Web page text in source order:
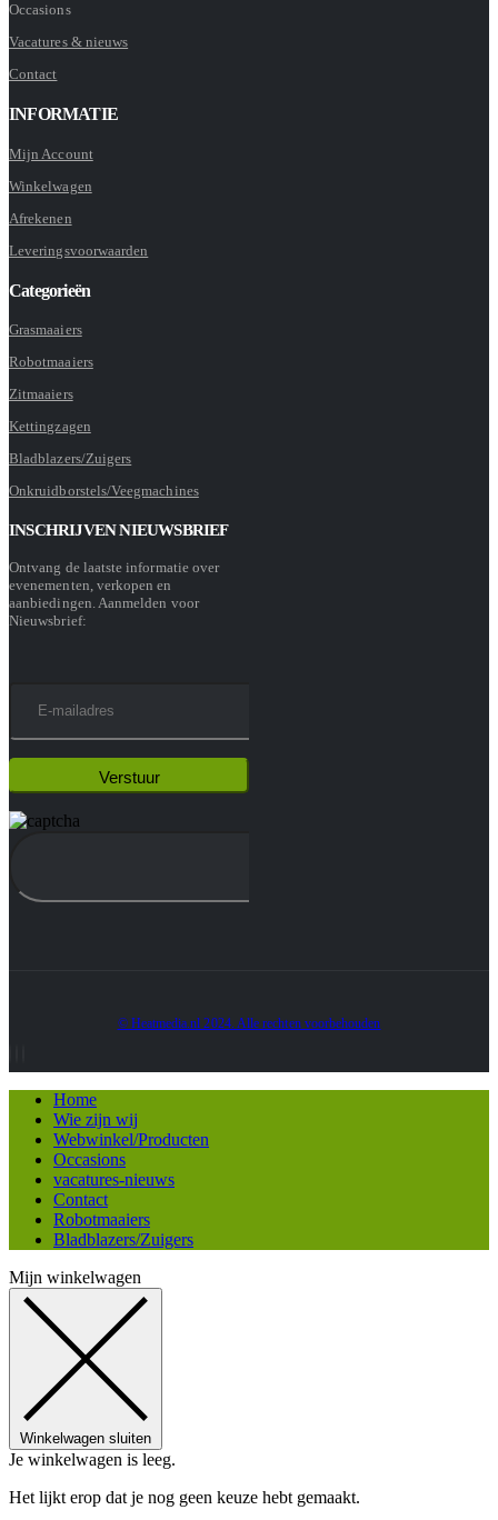
Occasions
Vacatures & nieuws
Contact
INFORMATIE
Mijn Account
Winkelwagen
Afrekenen
Leveringsvoorwaarden
Categorieën
Grasmaaiers
Robotmaaiers
Zitmaaiers
Kettingzagen
Bladblazers/Zuigers
Onkruidborstels/Veegmachines
INSCHRIJVEN NIEUWSBRIEF
Ontvang de laatste informatie over
evenementen, verkopen en
aanbiedingen. Aanmelden voor
Nieuwsbrief:
© Heatmedia.nl 2024. Alle rechten voorbehouden
Home
Wie zijn wij
Webwinkel/Producten
Occasions
vacatures-nieuws
Contact
Robotmaaiers
Bladblazers/Zuigers
Mijn winkelwagen
Winkelwagen sluiten
Je winkelwagen is leeg.
Het lijkt erop dat je nog geen keuze hebt gemaakt.